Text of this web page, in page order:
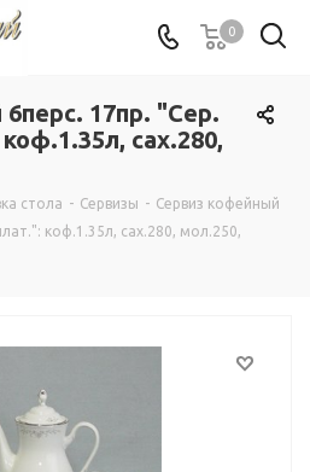
0
17пр. "Сер.
сах.280,
стола - Сервизы - Сервиз кофейный
коф.1.35л, сах.280, мол.250,